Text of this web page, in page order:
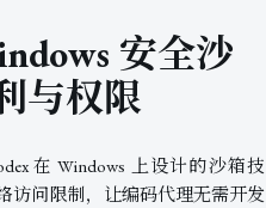
安全沙
与权限
在 Windows 上设计的沙箱技
访问限制，让编码代理无需开发